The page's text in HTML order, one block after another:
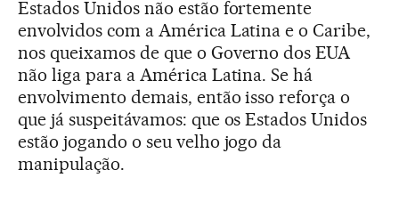
Estados Unidos não estão fortemente
envolvidos com a América Latina e o Caribe,
nos queixamos de que o Governo dos EUA
não liga para a América Latina. Se há
envolvimento demais, então isso reforça o
que já suspeitávamos: que os Estados Unidos
estão jogando o seu velho jogo da
manipulação.